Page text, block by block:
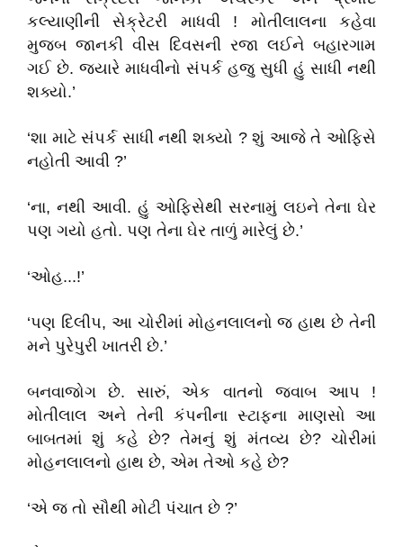
કલ્યાણીની સેક્રેટરી માધવી ! મોતીલાલના કહેવા
મુજબ જાનકી વીસ દિવસની રજા લઈને બહારગામ
ગઈ છે. જયારે માધવીનો સંપર્ક હજુ સુધી હું સાધી નથી
શક્યો.’
‘શા માટે સંપર્ક સાધી નથી શક્યો ? શું આજે તે ઓફિસે
નહોતી આવી ?’
‘ના, નથી આવી. હું ઓફિસેથી સરનામું લઇને તેના ઘેર
પણ ગયો હતો. પણ તેના ઘેર તાળું મારેલું છે.’
‘ઓહ...!’
‘પણ દિલીપ, આ ચોરીમાં મોહનલાલનો જ હાથ છે તેની
મને પુરેપુરી ખાતરી છે.’
બનવાજોગ છે. સારું, એક વાતનો જવાબ આપ !
મોતીલાલ અને તેની કંપનીના સ્ટાફના માણસો આ
બાબતમાં શું કહે છે? તેમનું શું મંતવ્ય છે? ચોરીમાં
મોહનલાલનો હાથ છે, એમ તેઓ કહે છે?
‘એ જ તો સૌથી મોટી પંચાત છે ?’